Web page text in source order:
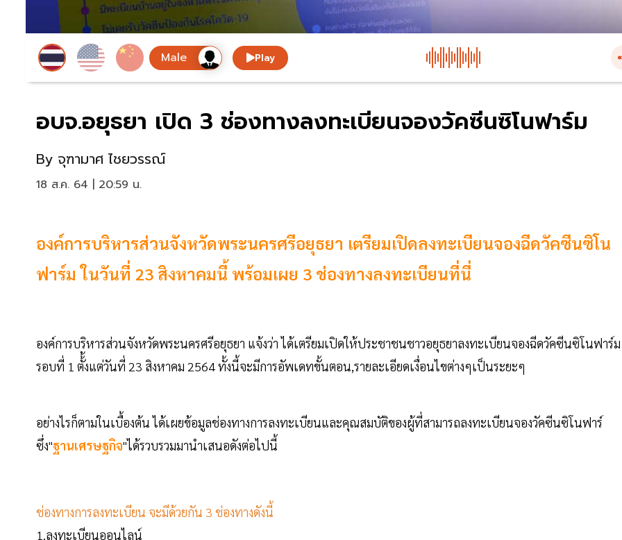
Play
อบจ.อยุธยา เปิด 3 ช่องทางลงทะเบียนจองวัคซีนซิโนฟาร์ม
By จุฑามาศ ไชยวรรณ์
18 ส.ค. 64 | 20:59 น.
องค์การบริหารส่วนจังหวัดพระนครศรีอยุธยา เตรียมเปิดลงทะเบียนจองฉีดวัคซีนซิโน
ฟาร์ม ในวันที่ 23 สิงหาคมนี้ พร้อมเผย 3 ช่องทางลงทะเบียนที่นี่
องค์การบริหารส่วนจังหวัดพระนครศรีอยุธยา แจ้งว่า ได้เตรียมเปิดให้ประชาชนชาวอยุธยาลงทะเบียนจองฉีดวัคซีนซิโนฟาร์ม
รอบที่ 1 ตั้้งแต่วันที่ 23 สิงหาคม 2564 ทั้งนี้จะมีการอัพเดทขั้นตอน,รายละเอียดเงื่อนไขต่างๆเป็นระยะๆ
อย่างไรก็ตามในเบื้องต้น ได้เผยข้อมูลช่องทางการลงทะเบียนและคุณสมบัติของผู้ที่สามารถลงทะเบียนจองวัคซีนซิโนฟาร์
ซึ่ง"ฐานเศรษฐกิจ"ได้รวบรวมมานำเสนอดังต่อไปนี้
ช่องทางการลงทะเบียน จะมีด้วยกัน 3 ช่องทางดังนี้
1.ลงทะเบียนออนไลน์